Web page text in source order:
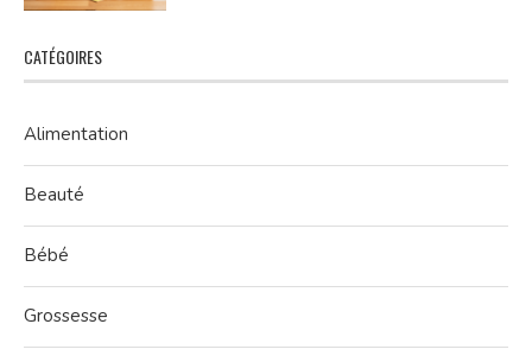
CATÉGOIRES
Alimentation
Beauté
Bébé
Grossesse